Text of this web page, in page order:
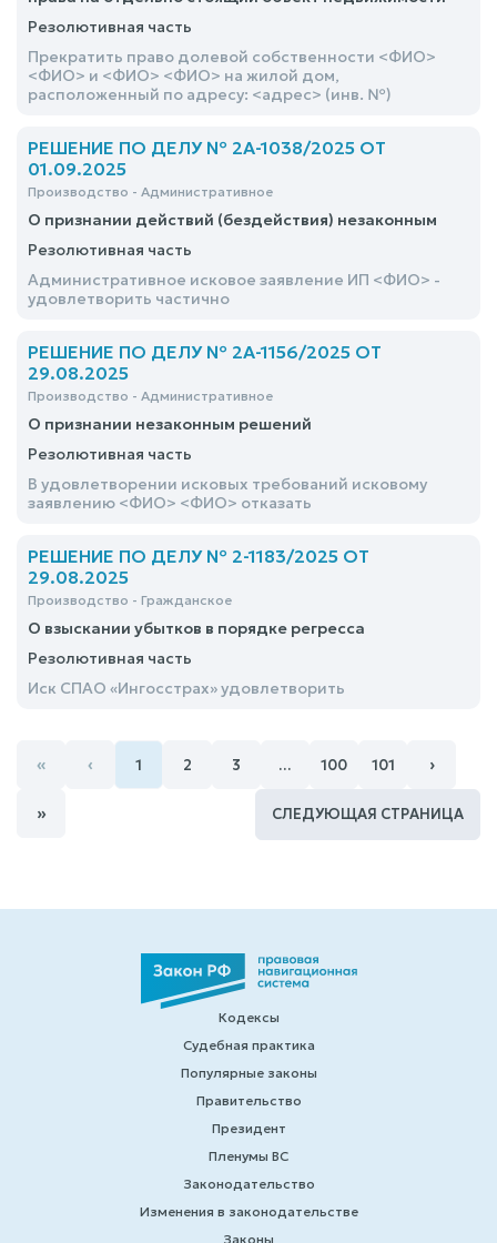
Резолютивная часть
Прекратить право долевой собственности <ФИО>
<ФИО> и <ФИО> <ФИО> на жилой дом,
расположенный по адресу: <адрес> (инв. №)
РЕШЕНИЕ ПО ДЕЛУ № 2А-1038/2025 ОТ
01.09.2025
Производство - Административное
О признании действий (бездействия) незаконным
Резолютивная часть
Административное исковое заявление ИП <ФИО> -
удовлетворить частично
РЕШЕНИЕ ПО ДЕЛУ № 2А-1156/2025 ОТ
29.08.2025
Производство - Административное
О признании незаконным решений
Резолютивная часть
В удовлетворении исковых требований исковому
заявлению <ФИО> <ФИО> отказать
РЕШЕНИЕ ПО ДЕЛУ № 2-1183/2025 ОТ
29.08.2025
Производство - Гражданское
О взыскании убытков в порядке регресса
Резолютивная часть
Иск СПАО «Ингосстрах» удовлетворить
« ‹ 1 2 3 … 100 101 ›
» СЛЕДУЮЩАЯ СТРАНИЦА
Кодексы
Судебная практика
Популярные законы
Правительство
Президент
Пленумы ВС
Законодательство
Изменения в законодательстве
Законы